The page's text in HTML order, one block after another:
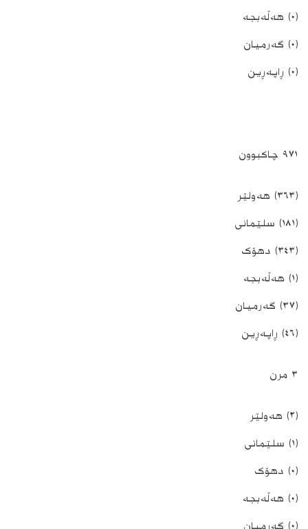
(٠) ھەڵەبجە
(٠) گەرمیان
(٠) ڕاپەڕین
٩٧١ چاکبوون
(٣٦٣) ھەولێر
(١٨١) سلێمانی
(٣٤٣) دھۆک
(١) ھەڵەبجە
(٣٧) گەرمیان
(٤٦) ڕاپەڕین
٣ مرن
(٢) ھەولێر
(١) سلێمانی
(٠) دھۆک
(٠) ھەڵەبجە